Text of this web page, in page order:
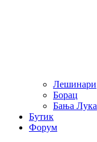
Лешинари
Борац
Бања Лука
Бутик
Форум